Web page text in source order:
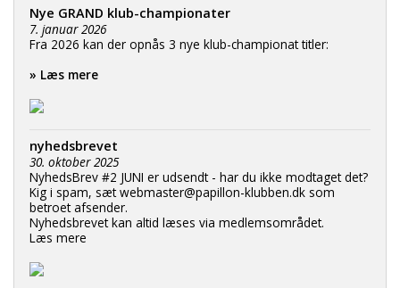
Nye GRAND klub-championater
7. januar 2026
Fra 2026 kan der opnås 3 nye klub-championat titler:
» Læs mere
nyhedsbrevet
30. oktober 2025
NyhedsBrev #2 JUNI er udsendt - har du ikke modtaget det?
Kig i spam, sæt webmaster@papillon-klubben.dk som
betroet afsender.
Nyhedsbrevet kan altid læses via medlemsområdet.
Læs mere